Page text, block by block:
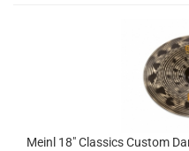
Meinl 18" Classics Custom